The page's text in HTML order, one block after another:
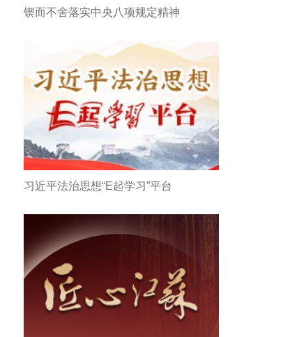
锲而不舍落实中央八项规定精神
习近平法治思想“E起学习”平台